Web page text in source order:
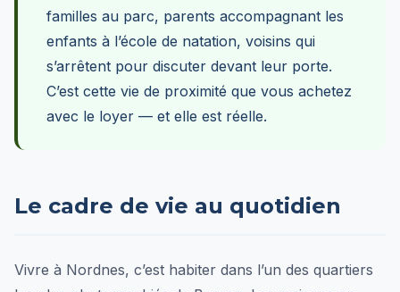
familles au parc, parents accompagnant les
enfants à l’école de natation, voisins qui
s’arrêtent pour discuter devant leur porte.
C’est cette vie de proximité que vous achetez
avec le loyer — et elle est réelle.
Le cadre de vie au quotidien
Vivre à Nordnes, c’est habiter dans l’un des quartiers